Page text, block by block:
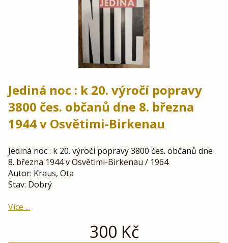
Jediná noc : k 20. výročí popravy
3800 čes. občanů dne 8. března
1944 v Osvětimi-Birkenau
Jediná noc : k 20. výročí popravy 3800 čes. občanů dne
8. března 1944 v Osvětimi-Birkenau / 1964
Autor: Kraus, Ota
Stav: Dobrý
Více ...
300 Kč